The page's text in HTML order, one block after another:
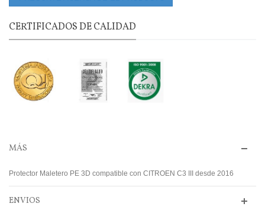
CERTIFICADOS DE CALIDAD
MÁS
Protector Maletero PE 3D compatible con CITROEN C3 III desde 2016
ENVIOS